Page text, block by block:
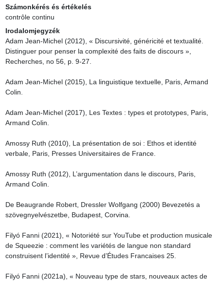
Számonkérés és értékelés
contrôle continu
Irodalomjegyzék
Adam Jean-Michel (2012), « Discursivité, généricité et textualité.
Distinguer pour penser la complexité des faits de discours »,
Recherches, no 56, p. 9-27.
Adam Jean-Michel (2015), La linguistique textuelle, Paris, Armand
Colin.
Adam Jean-Michel (2017), Les Textes : types et prototypes, Paris,
Armand Colin.
Amossy Ruth (2010), La présentation de soi : Ethos et identité
verbale, Paris, Presses Universitaires de France.
Amossy Ruth (2012), L’argumentation dans le discours, Paris,
Armand Colin.
De Beaugrande Robert, Dressler Wolfgang (2000) Bevezetés a
szövegnyelvészetbe, Budapest, Corvina.
Filyó Fanni (2021), « Notoriété sur YouTube et production musicale
de Squeezie : comment les variétés de langue non standard
construisent l’identité », Revue d’Études Francaises 25.
Filyó Fanni (2021a), « Nouveau type de stars, nouveaux actes de